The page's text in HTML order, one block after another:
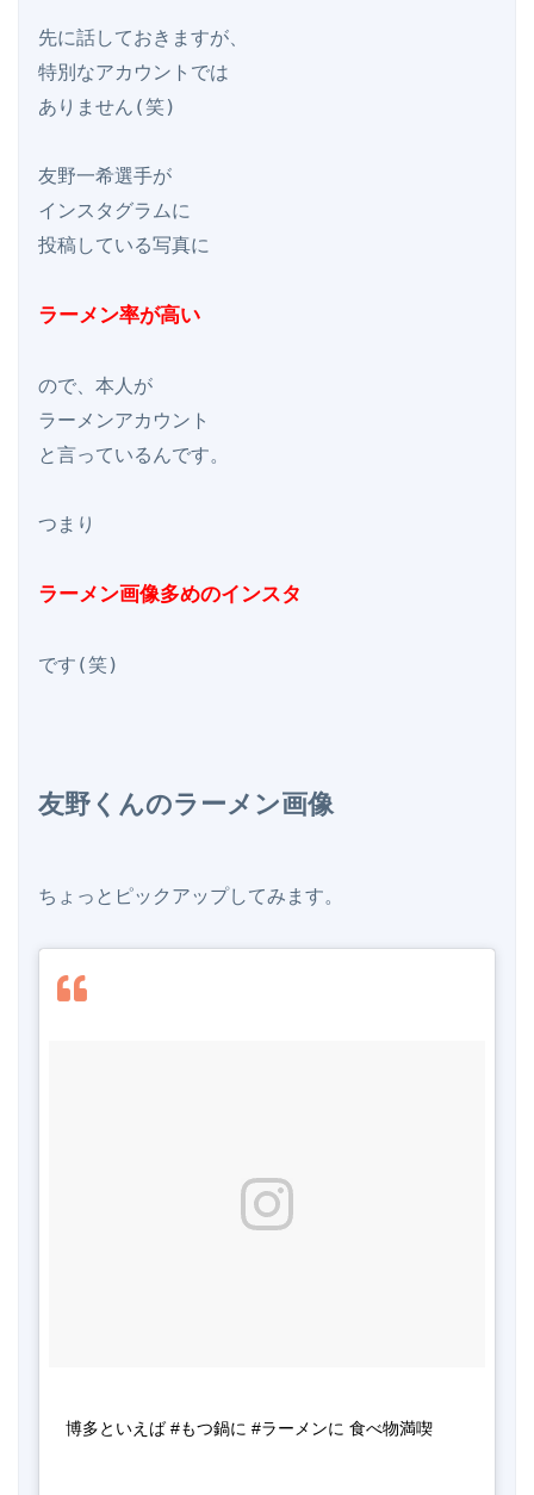
先に話しておきますが、
特別なアカウントでは
ありません(笑)
友野一希選手が
インスタグラムに
投稿している写真に
ラーメン率が高い
ので、本人が
ラーメンアカウント
と言っているんです。
つまり
ラーメン画像多めのインスタ
友野くんのラーメン画像
ちょっとピックアップしてみます。
博多といえば #もつ鍋に #ラーメンに 食べ物満喫